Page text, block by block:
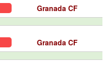
Granada CF
Granada CF